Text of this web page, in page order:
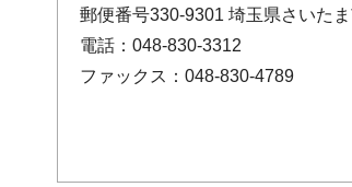
郵便番号330-9301 埼玉県さいた
電話：048-830-3312
ファックス：048-830-4789